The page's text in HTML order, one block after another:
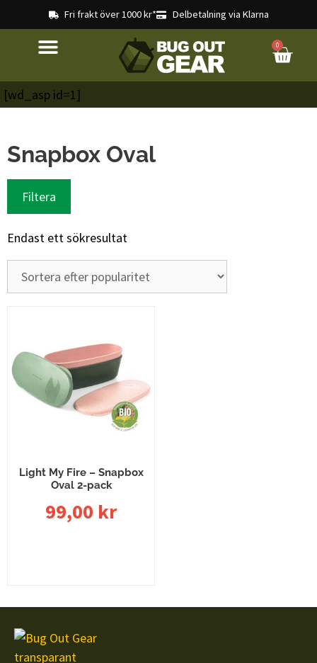
Fri frakt över 1000 kr* Delbetalning via Klarna
0
[wd_asp id=1]
Snapbox Oval
Filtera
Endast ett sökresultat
Light My Fire – Snapbox
Oval 2-pack
99,00 kr